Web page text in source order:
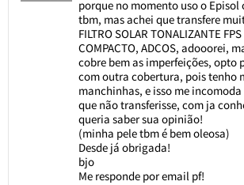
porque no momento uso o
tbm, mas achei que transfere
FILTRO SOLAR TONALIZANTE
COMPACTO, ADCOS, adooorei,
cobre bem as imperfeições, opto
com outra cobertura, pois tenho
manchinhas, e isso me
que não transferisse, com ja
queria saber sua opinião!
(minha pele tbm é bem oleosa)
Desde já obrigada!
bjo
Me responde por email pf!